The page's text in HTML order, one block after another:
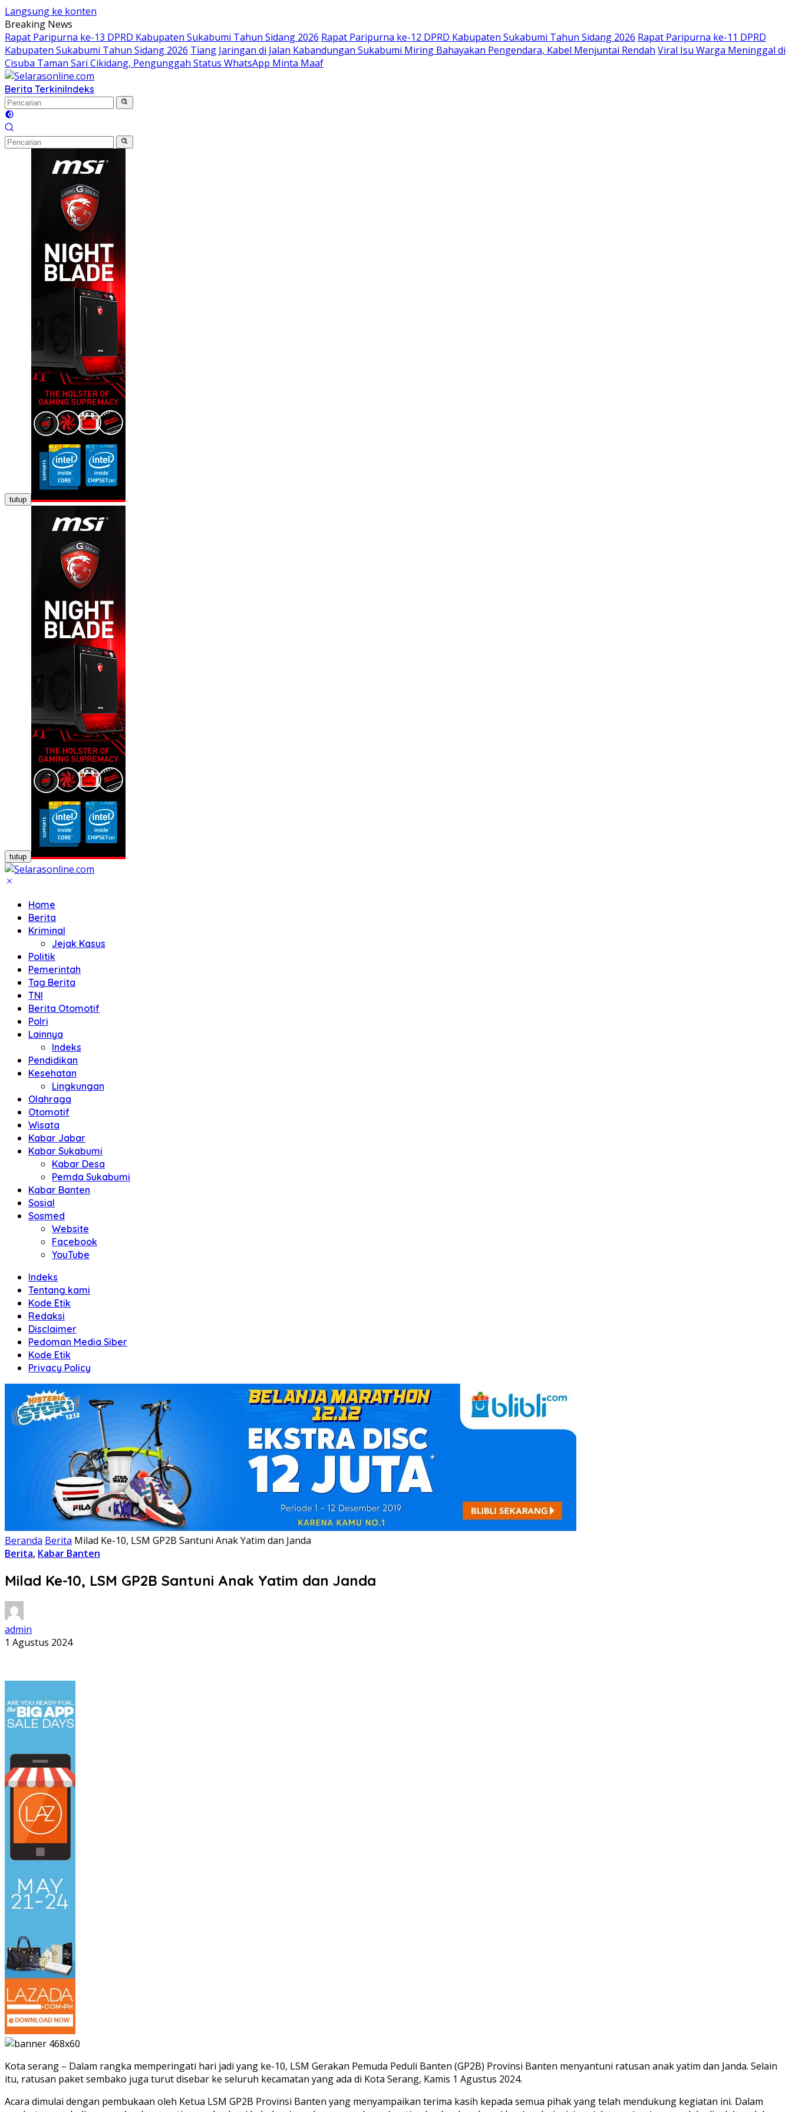
Langsung ke konten
Breaking News
Rapat Paripurna ke-13 DPRD Kabupaten Sukabumi Tahun Sidang 2026 Rapat Paripurna ke-12 DPRD Kabupaten Sukabumi Tahun Sidang 2026 Rapat Paripurna ke-11 DPRD
Kabupaten Sukabumi Tahun Sidang 2026 Tiang Jaringan di Jalan Kabandungan Sukabumi Miring Bahayakan Pengendara, Kabel Menjuntai Rendah Viral Isu Warga Meninggal di
Cisuba Taman Sari Cikidang, Pengunggah Status WhatsApp Minta Maaf
Berita TerkiniIndeks
tutup
tutup
Home
Berita
Kriminal
Jejak Kasus
Politik
Pemerintah
Tag Berita
TNI
Berita Otomotif
Polri
Lainnya
Indeks
Pendidikan
Kesehatan
Lingkungan
Olahraga
Otomotif
Wisata
Kabar Jabar
Kabar Sukabumi
Kabar Desa
Pemda Sukabumi
Kabar Banten
Sosial
Sosmed
Website
Facebook
YouTube
Indeks
Tentang kami
Kode Etik
Redaksi
Disclaimer
Pedoman Media Siber
Kode Etik
Privacy Policy
Beranda Berita Milad Ke-10, LSM GP2B Santuni Anak Yatim dan Janda
Berita, Kabar Banten
Milad Ke-10, LSM GP2B Santuni Anak Yatim dan Janda
admin
1 Agustus 2024
Kota serang – Dalam rangka memperingati hari jadi yang ke-10, LSM Gerakan Pemuda Peduli Banten (GP2B) Provinsi Banten menyantuni ratusan anak yatim dan Janda. Selain
itu, ratusan paket sembako juga turut disebar ke seluruh kecamatan yang ada di Kota Serang, Kamis 1 Agustus 2024.
Acara dimulai dengan pembukaan oleh Ketua LSM GP2B Provinsi Banten yang menyampaikan terima kasih kepada semua pihak yang telah mendukung kegiatan ini. Dalam